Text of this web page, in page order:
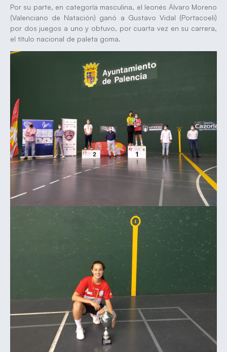
Por su parte, en categoría masculina, el leonés Álvaro Moreno
(Valenciano de Natación) ganó a Gustavo Vidal (Portacoeli)
por dos juegos a uno y obtuvo, por cuarta vez en su carrera,
el título nacional de paleta goma.